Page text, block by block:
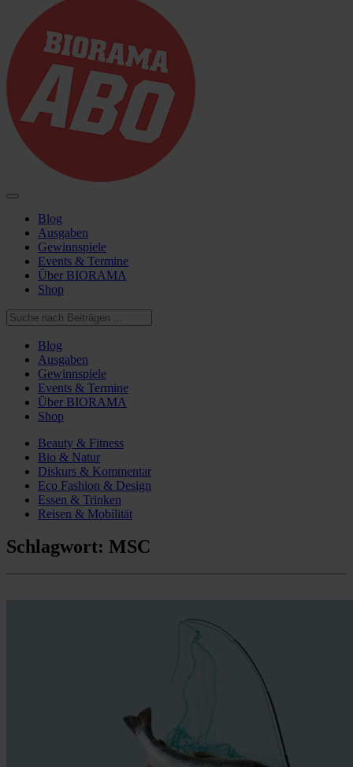
Blog
Ausgaben
Gewinnspiele
Events & Termine
Über BIORAMA
Shop
Blog
Ausgaben
Gewinnspiele
Events & Termine
Über BIORAMA
Shop
Beauty & Fitness
Bio & Natur
Diskurs & Kommentar
Eco Fashion & Design
Essen & Trinken
Reisen & Mobilität
Schlagwort: MSC